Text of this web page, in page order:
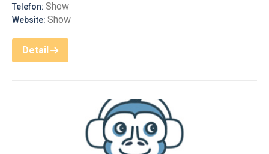
Telefon: Show
Website: Show
Detail